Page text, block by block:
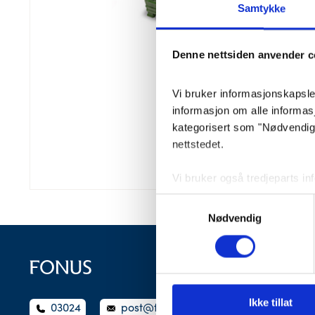
Samtykke
Denne nettsiden anvender
Vi bruker
informasjon om alle
kategorisert som
nettstedet.
Vi bruker også tredjeparts
lagrer innstillingene dine og
lagret i nettleseren din med
Du kan velge å aktivere
Nødvendig
Ikke tillat
03024 post@fonus.no